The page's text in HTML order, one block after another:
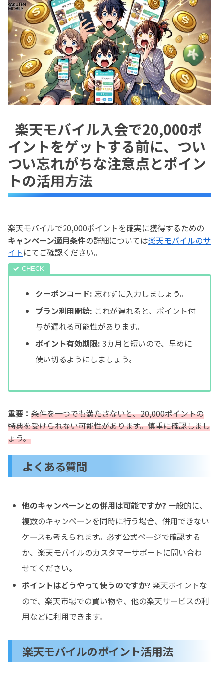
楽天モバイル入会で20,000ポ
イントをゲットする前に、つい
つい忘れがちな注意点とポイン
トの活用方法
楽天モバイルで20,000ポイントを確実に獲得するための
キャンペーン適用条件の詳細については楽天モバイルのサ
イトにてご確認ください。
クーポンコード: 忘れずに入力しましょう。
プラン利用開始: これが遅れると、ポイント付
与が遅れる可能性があります。
ポイント有効期限: 3カ月と短いので、早めに
使い切るようにしましょう。
重要： 条件を一つでも満たさないと、20,000ポイントの
特典を受けられない可能性があります。慎重に確認しまし
ょう。
よくある質問
他のキャンペーンとの併用は可能ですか? 一般的に、
複数のキャンペーンを同時に行う場合、併用できない
ケースも考えられます。必ず公式ページで確認する
か、楽天モバイルのカスタマーサポートに問い合わ
せてください。
ポイントはどうやって使うのですか? 楽天ポイントな
ので、楽天市場での買い物や、他の楽天サービスの利
用などに利用できます。
楽天モバイルのポイント活用法